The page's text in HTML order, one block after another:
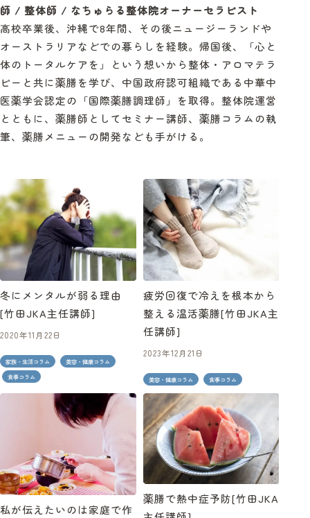
師 / 整体師 / なちゅらる整体院オーナーセラピスト
高校卒業後、沖縄で8年間、その後ニュージーランドや
オーストラリアなどでの暮らしを経験。帰国後、「心と
体のトータルケアを」という想いから整体・アロマテラ
ピーと共に薬膳を学び、中国政府認可組織である中華中
医薬学会認定の「国際薬膳調理師」を取得。整体院運営
とともに、薬膳師としてセミナー講師、薬膳コラムの執
筆、薬膳メニューの開発なども手がける。
冬にメンタルが弱る理由
[竹田JKA主任講師]
2020年11月22日
家族・生活コラム
美容・健康コラム
食事コラム
疲労回復で冷えを根本から
整える温活薬膳[竹田JKA主
任講師]
2023年12月21日
美容・健康コラム 食事コラム
私が伝えたいのは家庭で作
薬膳で熱中症予防[竹田JKA